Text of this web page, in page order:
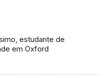
estudante de
em Oxford